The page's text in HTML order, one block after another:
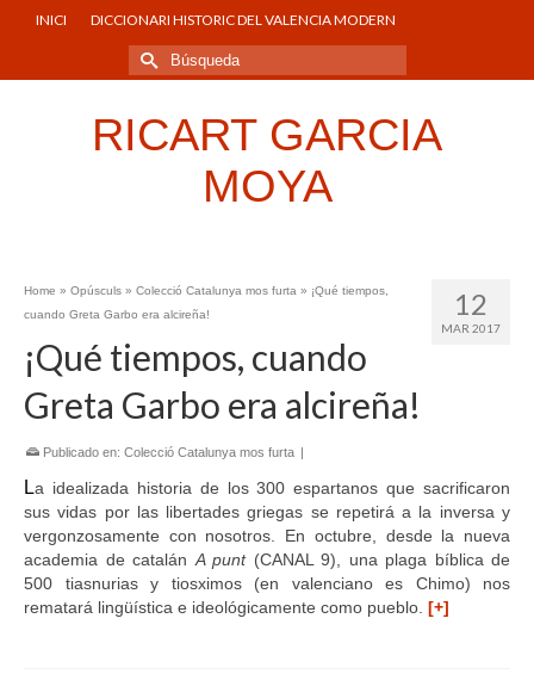
INICI DICCIONARI HISTORIC DEL VALENCIA MODERN
Buscar
por:
RICART GARCIA
MOYA
12
MAR 2017
Home » Opúsculs » Colecció Catalunya mos furta » ¡Qué tiempos,
cuando Greta Garbo era alcireña!
¡Qué tiempos, cuando
Greta Garbo era alcireña!
Publicado en: Colecció Catalunya mos furta |
La idealizada historia de los 300 espartanos que sacrificaron
sus vidas por las libertades griegas se repetirá a la inversa y
vergonzosamente con nosotros. En octubre, desde la nueva
academia de catalán A punt (CANAL 9), una plaga bíblica de
500 tiasnurias y tiosximos (en valenciano es Chimo) nos
rematará lingüística e ideológicamente como pueblo. [+]